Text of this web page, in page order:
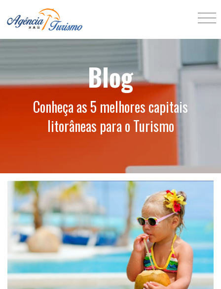
Blog
Conheça as 5 melhores capitais
litorâneas para o Turismo